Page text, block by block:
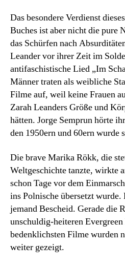
Das besondere Verdienst
Buches ist aber nicht die pure
das Schürfen nach
Leander vor ihrer Zeit im
antifaschistische Lied „Im
Männer traten als weibliche
Filme auf, weil keine Frauen
Zarah Leanders Größe und
hätten. Jorge Semprun hörte
den 1950ern und 60ern wurde
Die brave Marika Rökk, die
Weltgeschichte tanzte, wirkte
schon Tage vor dem
ins Polnische übersetzt
jemand Bescheid. Gerade die
unschuldig-heiteren
bedenklichsten Filme wurden
weiter gezeigt.